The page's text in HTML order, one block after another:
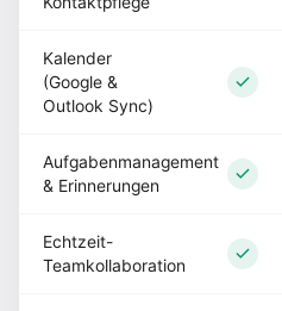
Kalender
(Google &
Outlook Sync)
Aufgabenmanagement
& Erinnerungen
Echtzeit-
Teamkollaboration